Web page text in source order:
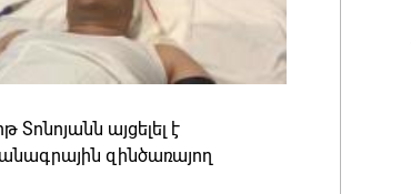
այցելել է
զինծառայող